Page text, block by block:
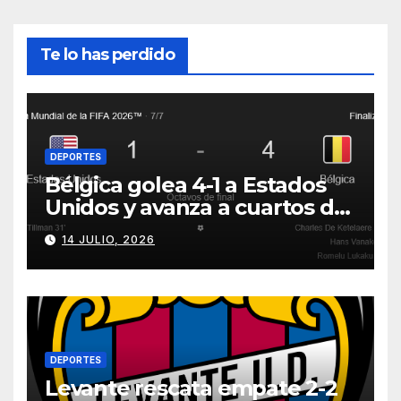
Te lo has perdido
DEPORTES
Bélgica golea 4-1 a Estados
Unidos y avanza a cuartos del
Mundial 2026
14 JULIO, 2026
DEPORTES
Levante rescata empate 2-2